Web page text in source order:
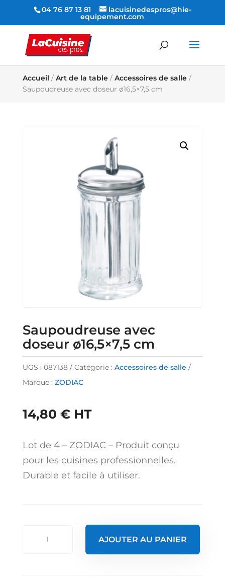
04 76 87 13 81 lacuisinedespros@hie-
equipement.com
Accueil / Art de la table/ Accessoires de salle/
Saupoudreuse avec doseur ø16,5×7,5 cm
Saupoudreuse avec
doseur ø16,5×7,5 cm
UGS : 087138 Catégorie : Accessoires de salle
Marque : ZODIAC
14,80 € HT
Lot de 4 – ZODIAC – Produit conçu
pour les cuisines professionnelles.
Durable et facile à utiliser.
AJOUTER AU PANIER